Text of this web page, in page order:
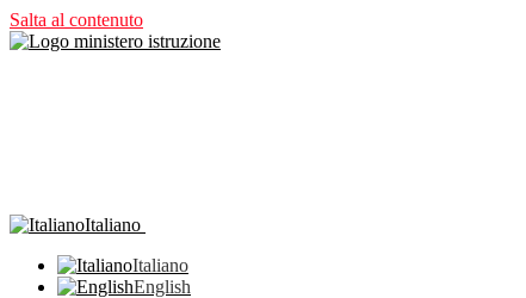
Salta al contenuto
Italiano
Italiano
English